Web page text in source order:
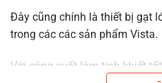
Đây cũng chính là thiết bị gạt
trong các các sản phẩm Vista.
Với công suất làm tinh khiết